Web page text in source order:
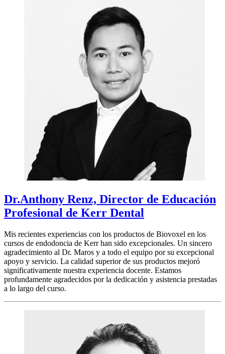
Dr.Anthony Renz, Director de Educación
Profesional de Kerr Dental
Mis recientes experiencias con los productos de Biovoxel en los
cursos de endodoncia de Kerr han sido excepcionales. Un sincero
agradecimiento al Dr. Maros y a todo el equipo por su excepcional
apoyo y servicio. La calidad superior de sus productos mejoró
significativamente nuestra experiencia docente. Estamos
profundamente agradecidos por la dedicación y asistencia prestadas
a lo largo del curso.